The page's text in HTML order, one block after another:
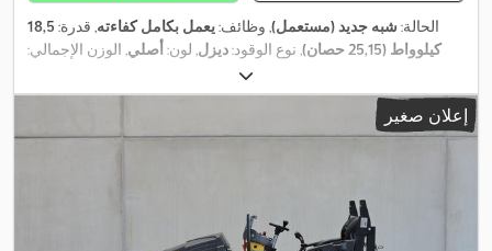
الحالة: شبه جديد (مستعمل), وظائف:يعمل بكامل كفاءته, قدرة: 18,5
كيلوواط (25,15 حصان)
, نوع الوقود:ديزل, لون: أصلي, الوزن الإجمالي:
, سنة الصنع:
معدات:
فحص السلامة وفقًا لـ UVV, مصابيح أمامية إضافية, واقي رأس,
إعلان صغير